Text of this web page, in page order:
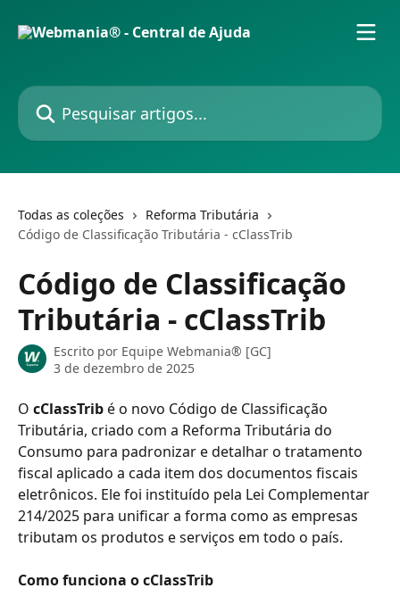
Pesquisar artigos...
Todas as coleções
Reforma Tributária
Código de Classificação Tributária - cClassTrib
Código de Classificação
Tributária - cClassTrib
Escrito por Equipe Webmania® [GC]
3 de dezembro de 2025
O cClassTrib é o novo Código de Classificação
Tributária, criado com a Reforma Tributária do
Consumo para padronizar e detalhar o tratamento
fiscal aplicado a cada item dos documentos fiscais
eletrônicos. Ele foi instituído pela Lei Complementar
214/2025 para unificar a forma como as empresas
tributam os produtos e serviços em todo o país.
Como funciona o cClassTrib